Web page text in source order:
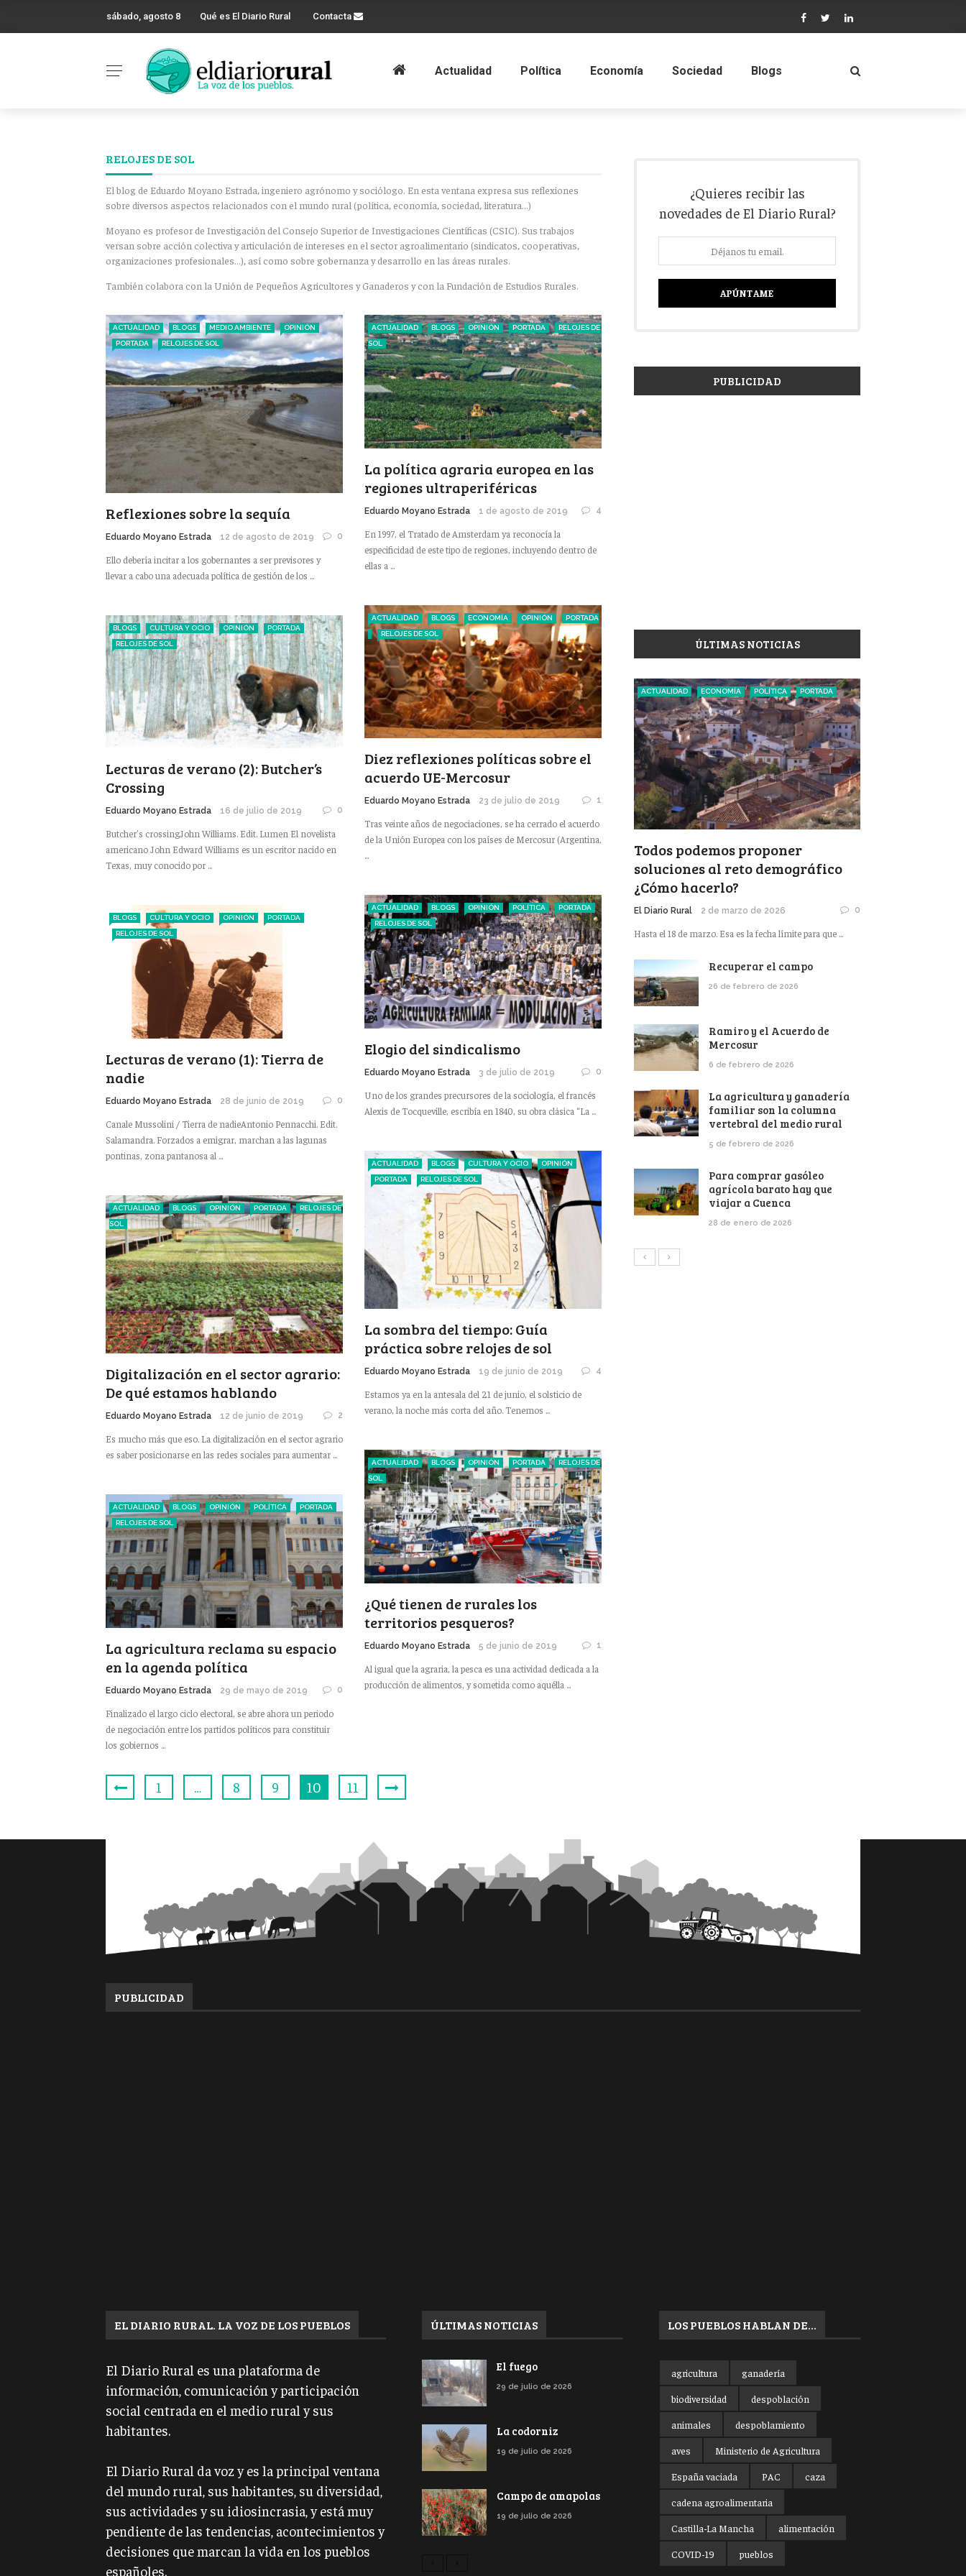
sábado, agosto 8 Qué es El Diario Rural Contacta
Actualidad Política Economía Sociedad Blogs
RELOJES DE SOL
El blog de Eduardo Moyano Estrada, ingeniero agrónomo y sociólogo. En esta ventana expresa sus reflexiones
sobre diversos aspectos relacionados con el mundo rural (política, economía, sociedad, literatura…)
Moyano es profesor de Investigación del Consejo Superior de Investigaciones Científicas (CSIC). Sus trabajos
versan sobre acción colectiva y articulación de intereses en el sector agroalimentario (sindicatos, cooperativas,
organizaciones profesionales…), así como sobre gobernanza y desarrollo en las áreas rurales.
También colabora con la Unión de Pequeños Agricultores y Ganaderos y con la Fundación de Estudios Rurales.
ACTUALIDAD BLOGS MEDIO AMBIENTE
OPINIÓN
PORTADA
RELOJES DE SOL
Reflexiones sobre la sequía
Eduardo Moyano Estrada 12 de agosto de 2019 0
Ello debería incitar a los gobernantes a ser previsores y
llevar a cabo una adecuada política de gestión de los ...
ACTUALIDAD BLOGS OPINIÓN PORTADA
RELOJES DE
SOL
La política agraria europea en las
regiones ultraperiféricas
Eduardo Moyano Estrada 1 de agosto de 2019 4
En 1997, el Tratado de Amsterdam ya reconocía la
especificidad de este tipo de regiones, incluyendo dentro de
ellas a ...
ACTUALIDAD BLOGS ECONOMÍA OPINIÓN
PORTADA
RELOJES DE SOL
Diez reflexiones políticas sobre el
acuerdo UE-Mercosur
Eduardo Moyano Estrada 23 de julio de 2019 1
Tras veinte años de negociaciones, se ha cerrado el acuerdo
de la Unión Europea con los países de Mercosur (Argentina,
...
BLOGS CULTURA Y OCIO OPINIÓN
PORTADA
RELOJES DE SOL
Lecturas de verano (2): Butcher’s
Crossing
Eduardo Moyano Estrada 16 de julio de 2019 0
Butcher’s crossingJohn Williams. Edit. Lumen El novelista
americano John Edward Williams es un escritor nacido en
Texas, muy conocido por ...
ACTUALIDAD BLOGS OPINIÓN POLÍTICA
PORTADA
RELOJES DE SOL
Elogio del sindicalismo
Eduardo Moyano Estrada 3 de julio de 2019 0
Uno de los grandes precursores de la sociología, el francés
Alexis de Tocqueville, escribía en 1840, su obra clásica “La ...
BLOGS CULTURA Y OCIO OPINIÓN
PORTADA
RELOJES DE SOL
Lecturas de verano (1): Tierra de
nadie
Eduardo Moyano Estrada 28 de junio de 2019 0
Canale Mussolini / Tierra de nadieAntonio Pennacchi. Edit.
Salamandra. Forzados a emigrar, marchan a las lagunas
pontinas, zona pantanosa al ...
ACTUALIDAD BLOGS CULTURA Y OCIO
OPINIÓN
PORTADA
RELOJES DE SOL
La sombra del tiempo: Guía
práctica sobre relojes de sol
Eduardo Moyano Estrada 19 de junio de 2019 4
Estamos ya en la antesala del 21 de junio, el solsticio de
verano, la noche más corta del año. Tenemos ...
ACTUALIDAD BLOGS OPINIÓN PORTADA
RELOJES DE
SOL
Digitalización en el sector agrario:
De qué estamos hablando
Eduardo Moyano Estrada 12 de junio de 2019 2
Es mucho más que eso. La digitalización en el sector agrario
es saber posicionarse en las redes sociales para aumentar ...
ACTUALIDAD BLOGS OPINIÓN PORTADA
RELOJES DE
SOL
¿Qué tienen de rurales los
territorios pesqueros?
Eduardo Moyano Estrada 5 de junio de 2019 1
Al igual que la agraria, la pesca es una actividad dedicada a la
producción de alimentos, y sometida como aquélla ...
ACTUALIDAD BLOGS OPINIÓN POLÍTICA
PORTADA
RELOJES DE SOL
La agricultura reclama su espacio
en la agenda política
Eduardo Moyano Estrada 29 de mayo de 2019 0
Finalizado el largo ciclo electoral, se abre ahora un periodo
de negociación entre los partidos políticos para constituir
los gobiernos ...
1 8 9 10 11
¿Quieres recibir las
novedades de El Diario Rural?
PUBLICIDAD
ÚLTIMAS NOTICIAS
ACTUALIDAD ECONOMÍA POLÍTICA PORTADA
Todos podemos proponer
soluciones al reto demográfico
¿Cómo hacerlo?
El Diario Rural 2 de marzo de 2026 0
Hasta el 18 de marzo. Esa es la fecha límite para que ...
Recuperar el campo
26 de febrero de 2026
Ramiro y el Acuerdo de
Mercosur
6 de febrero de 2026
La agricultura y ganadería
familiar son la columna
vertebral del medio rural
5 de febrero de 2026
Para comprar gasóleo
agrícola barato hay que
viajar a Cuenca
28 de enero de 2026
PUBLICIDAD
EL DIARIO RURAL. LA VOZ DE LOS PUEBLOS
El Diario Rural es una plataforma de
información, comunicación y participación
social centrada en el medio rural y sus
habitantes.
El Diario Rural da voz y es la principal ventana
del mundo rural, sus habitantes, su diversidad,
sus actividades y su idiosincrasia, y está muy
pendiente de las tendencias, acontecimientos y
decisiones que marcan la vida en los pueblos
españoles.
ÚLTIMAS NOTICIAS
El fuego
29 de julio de 2026
La codorniz
19 de julio de 2026
Campo de amapolas
19 de julio de 2026
LOS PUEBLOS HABLAN DE…
agricultura
ganadería
biodiversidad
despoblación
animales
despoblamiento
aves
Ministerio de Agricultura
España vaciada
PAC
caza
cadena agroalimentaria
Castilla-La Mancha
alimentación
COVID-19
pueblos